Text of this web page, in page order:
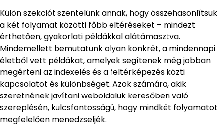
Külön szekciót szentelünk annak, hogy összehasonlítsuk
a két folyamat közötti főbb eltéréseket – mindezt
érthetően, gyakorlati példákkal alátámasztva.
Mindemellett bemutatunk olyan konkrét, a mindennapi
életből vett példákat, amelyek segítenek még jobban
megérteni az indexelés és a feltérképezés közti
kapcsolatot és különbséget. Azok számára, akik
szeretnének javítani weboldaluk keresőben való
szereplésén, kulcsfontosságú, hogy mindkét folyamatot
megfelelően menedzseljék.